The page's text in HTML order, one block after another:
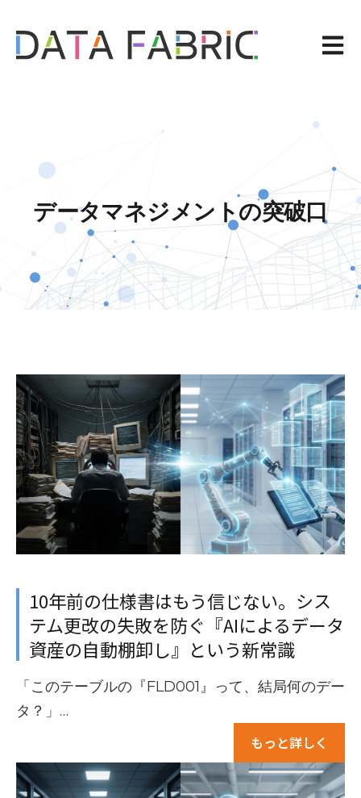
メイ
データマネジメントの突破口
10年前の仕様書はもう信じない。シス
テム更改の失敗を防ぐ『AIによるデータ
資産の自動棚卸し』という新常識
「このテーブルの『FLD001』って、結局何のデー
タ？」…
もっと詳しく